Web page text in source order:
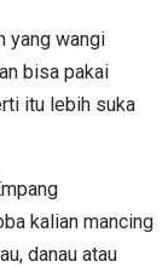
yang wangi
bisa pakai
itu lebih suka
kalian mancing
danau atau